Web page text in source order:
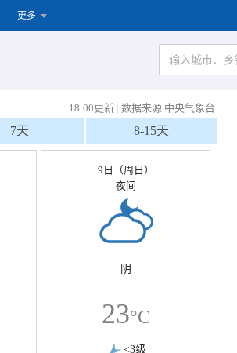
更多
18:00更新 | 数据来源 中央气象台
7天 8-15天
9日（周日）
夜间
阴
23°C
<3级